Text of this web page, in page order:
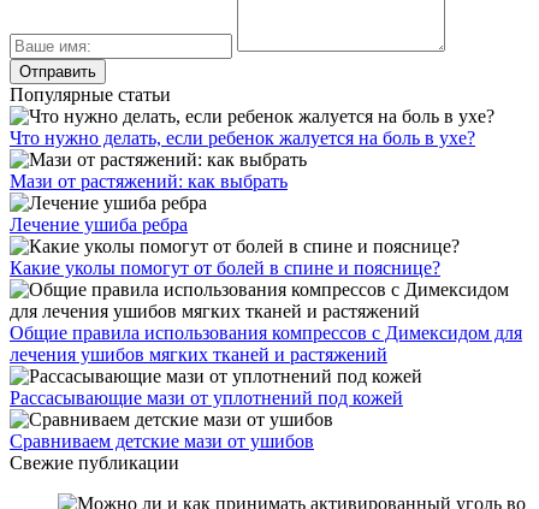
Популярные статьи
Что нужно делать, если ребенок жалуется на боль в ухе?
Мази от растяжений: как выбрать
Лечение ушиба ребра
Какие уколы помогут от болей в спине и пояснице?
Общие правила использования компрессов с Димексидом для
лечения ушибов мягких тканей и растяжений
Рассасывающие мази от уплотнений под кожей
Сравниваем детские мази от ушибов
Свежие публикации